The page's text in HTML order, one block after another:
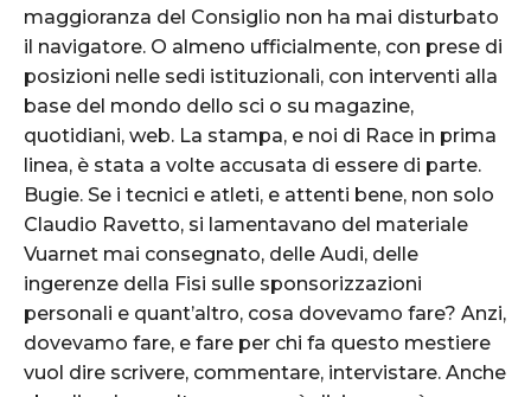
maggioranza del Consiglio non ha mai disturbato
il navigatore. O almeno ufficialmente, con prese di
posizioni nelle sedi istituzionali, con interventi alla
base del mondo dello sci o su magazine,
quotidiani, web. La stampa, e noi di Race in prima
linea, è stata a volte accusata di essere di parte.
Bugie. Se i tecnici e atleti, e attenti bene, non solo
Claudio Ravetto, si lamentavano del materiale
Vuarnet mai consegnato, delle Audi, delle
ingerenze della Fisi sulle sponsorizzazioni
personali e quant’altro, cosa dovevamo fare? Anzi,
dovevamo fare, e fare per chi fa questo mestiere
vuol dire scrivere, commentare, intervistare. Anche